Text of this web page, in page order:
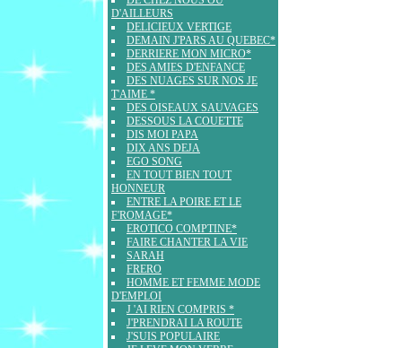
D'AILLEURS
DELICIEUX VERTIGE
DEMAIN J'PARS AU QUEBEC*
DERRIERE MON MICRO*
DES AMIES D'ENFANCE
DES NUAGES SUR NOS JE
T'AIME *
DES OISEAUX SAUVAGES
DESSOUS LA COUETTE
DIS MOI PAPA
DIX ANS DEJA
EGO SONG
EN TOUT BIEN TOUT
HONNEUR
ENTRE LA POIRE ET LE
F'ROMAGE*
EROTICO COMPTINE*
FAIRE CHANTER LA VIE
SARAH
FRERO
HOMME ET FEMME MODE
D'EMPLOI
J 'AI RIEN COMPRIS *
J'PRENDRAI LA ROUTE
J'SUIS POPULAIRE